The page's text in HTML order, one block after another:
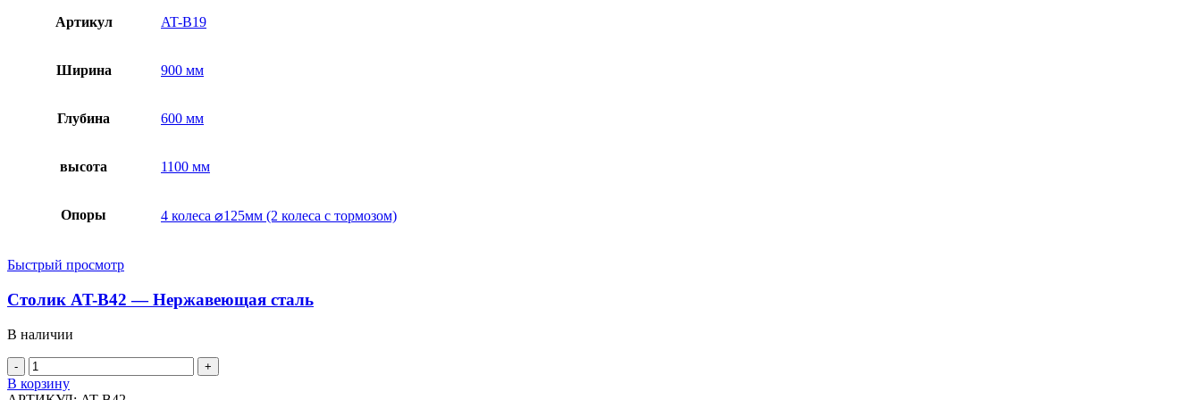
Артикул AT-B19
Ширина 900 мм
Глубина 600 мм
высота 1100 мм
Опоры 4 колеса ⌀125мм (2 колеса с тормозом)
Быстрый просмотр
Столик AT-B42 — Нержавеющая сталь
В наличии
В корзину